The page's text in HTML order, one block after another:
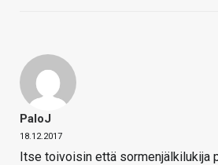
PaloJ
18.12.2017
Itse toivoisin että sormenjälkilukija